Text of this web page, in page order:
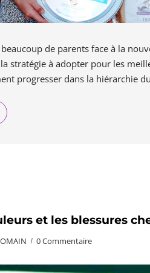
de parents face à la
stratégie à adopter pour les
progresser dans la hiérarchie
et les blessures
0 Commentaire